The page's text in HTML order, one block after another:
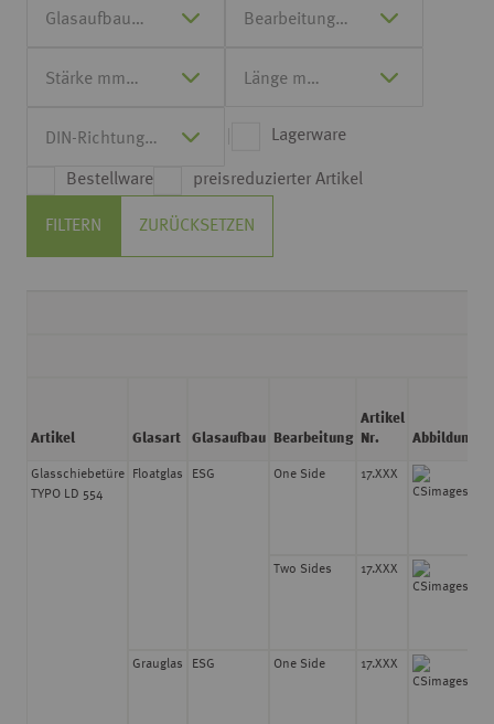
Lagerware
Bestellware preisreduzierter Artikel
FILTERN ZURÜCKSETZEN
Glasschiebetüre
TYPO LD 554
Floatglas ESG One Side 17.XXX
Two Sides 17.XXX
Grauglas ESG One Side 17.XXX
Artikel Glasart Glasaufbau Bearbeitung
Artikel
Nr.
Abbildung